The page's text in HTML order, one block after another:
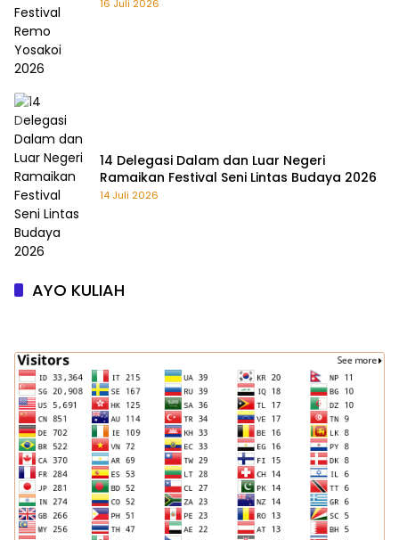
16 Juli 2026
14 Delegasi Dalam dan Luar Negeri
Ramaikan Festival Seni Lintas Budaya 2026
14 Juli 2026
AYO KULIAH